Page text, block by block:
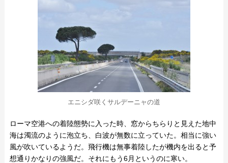
エニシダ咲くサルデーニャの道
ローマ空港への着陸態勢に入った時、窓からちらりと見えた地中
海は濁流のように泡立ち、白波が無数に立っていた。相当に強い
風が吹いているようだ。飛行機は無事着陸したが機内を出ると予
想通りかなりの強風だ。それにもう6月というのに寒い。